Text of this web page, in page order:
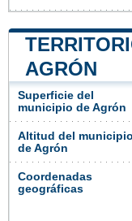
AGRÓN
Superficie del
municipio de Agrón
Altitud del municipio
de Agrón
Coordenadas
geográficas